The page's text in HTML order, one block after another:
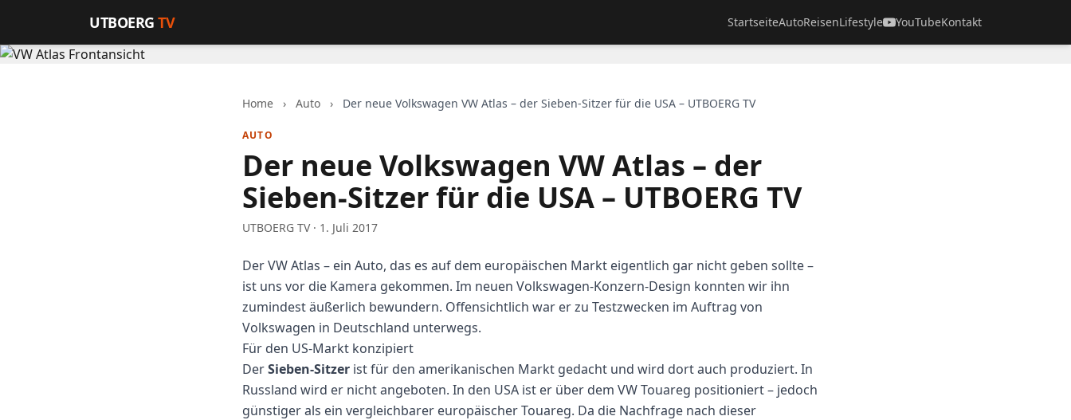
UTBOERGTV StartseiteAutoReisenLifestyle YouTubeKontakt
Home › Auto › Der neue Volkswagen VW Atlas – der Sieben-Sitzer für die USA – UTBOERG TV
AUTO
Der neue Volkswagen VW Atlas – der
Sieben-Sitzer für die USA – UTBOERG TV
UTBOERG TV · 1. Juli 2017
Der VW Atlas – ein Auto, das es auf dem europäischen Markt eigentlich gar nicht geben sollte –
ist uns vor die Kamera gekommen. Im neuen Volkswagen-Konzern-Design konnten wir ihn
zumindest äußerlich bewundern. Offensichtlich war er zu Testzwecken im Auftrag von
Volkswagen in Deutschland unterwegs.
Für den US-Markt konzipiert
DerSieben-Sitzer ist für den amerikanischen Markt gedacht und wird dort auch produziert. In
Russland wird er nicht angeboten. In den USA ist er über dem VW Touareg positioniert – jedoch
günstiger als ein vergleichbarer europäischer Touareg. Da die Nachfrage nach dieser